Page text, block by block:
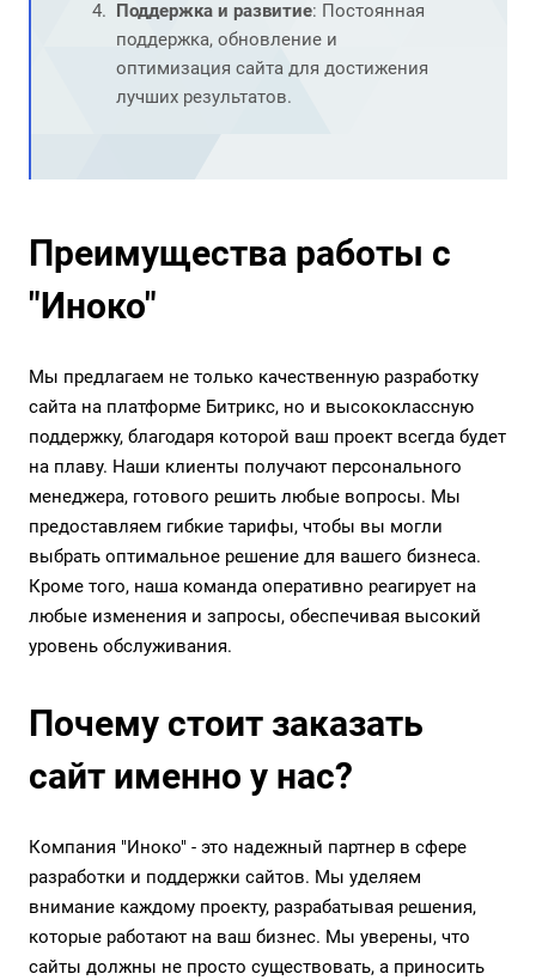
Поддержка и развитие: Постоянная
поддержка, обновление и
оптимизация сайта для достижения
лучших результатов.
Преимущества работы с
"Иноко"
Мы предлагаем не только качественную разработку
сайта на платформе Битрикс, но и высококлассную
поддержку, благодаря которой ваш проект всегда будет
на плаву. Наши клиенты получают персонального
менеджера, готового решить любые вопросы. Мы
предоставляем гибкие тарифы, чтобы вы могли
выбрать оптимальное решение для вашего бизнеса.
Кроме того, наша команда оперативно реагирует на
любые изменения и запросы, обеспечивая высокий
уровень обслуживания.
Почему стоит заказать
сайт именно у нас?
Компания "Иноко" - это надежный партнер в сфере
разработки и поддержки сайтов. Мы уделяем
внимание каждому проекту, разрабатывая решения,
которые работают на ваш бизнес. Мы уверены, что
сайты должны не просто существовать, а приносить